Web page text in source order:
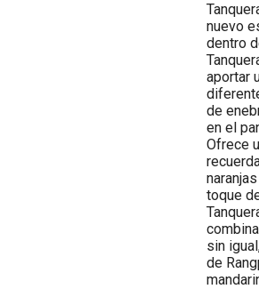
nuevo
dentro
aportar
de
en el
Ofrece
toque
sin
de